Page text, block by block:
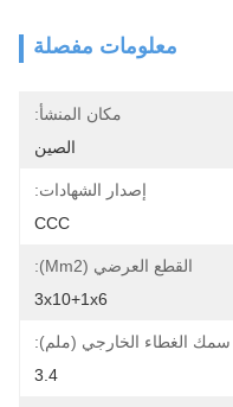
معلومات مفصلة
مكان المنشأ:
الصين
إصدار الشهادات:
CCC
القطع العرضي (mm2):
3x10+1x6
سمك الغطاء الخارجي (ملم):
3.4